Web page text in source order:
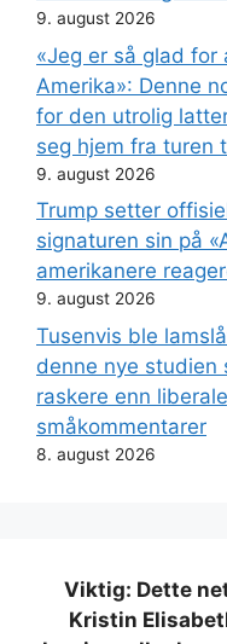
9. august 2026
«Jeg er så glad for
Amerika»: Denne
for den utrolig
seg hjem fra turen
9. august 2026
Trump setter
signaturen sin på
amerikanere
9. august 2026
Tusenvis ble
denne nye studien
raskere enn
småkommentarer
8. august 2026
Viktig: Dette
Kristin